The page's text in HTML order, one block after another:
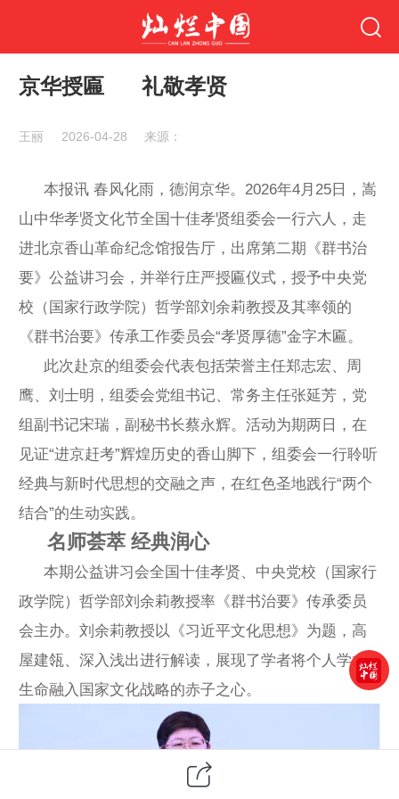
京华授匾 礼敬孝贤
王丽 2026-04-28 来源：
本报讯 春风化雨，德润京华。2026年4月25日，嵩
山中华孝贤文化节全国十佳孝贤组委会一行六人，走
进北京香山革命纪念馆报告厅，出席第二期《群书治
要》公益讲习会，并举行庄严授匾仪式，授予中央党
校（国家行政学院）哲学部刘余莉教授及其率领的
《群书治要》传承工作委员会“孝贤厚德”金字木匾。
此次赴京的组委会代表包括荣誉主任郑志宏、周
鹰、刘士明，组委会党组书记、常务主任张延芳，党
组副书记宋瑞，副秘书长蔡永辉。活动为期两日，在
见证“进京赶考”辉煌历史的香山脚下，组委会一行聆听
经典与新时代思想的交融之声，在红色圣地践行“两个
结合”的生动实践。
名师荟萃 经典润心
本期公益讲习会全国十佳孝贤、中央党校（国家行
政学院）哲学部刘余莉教授率《群书治要》传承委员
会主办。刘余莉教授以《习近平文化思想》为题，高
屋建瓴、深入浅出进行解读，展现了学者将个人学术
生命融入国家文化战略的赤子之心。